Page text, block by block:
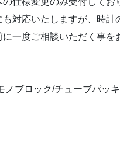
対応いたしますが、時計
一度ご相談いただく事を
ブロック/チューブパッ